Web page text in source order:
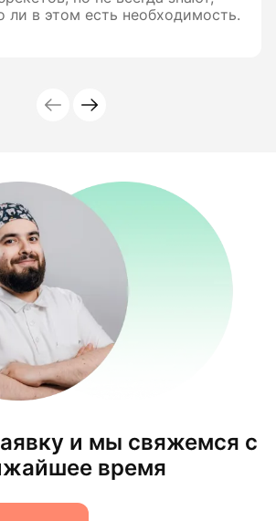
ли в этом есть необходимость.
и мы свяжемся с
время